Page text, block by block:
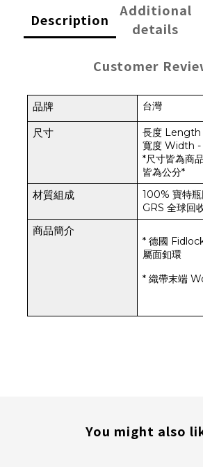
Description
Additional
details
Customer
品牌 台灣
尺寸
長度 Length
寬度 Width -
*尺寸皆為商
皆為公分*
材質組成
100% 寶特
GRS 全球回
商品簡介
* 德國
屬面釦環
* 織帶末端
You might also